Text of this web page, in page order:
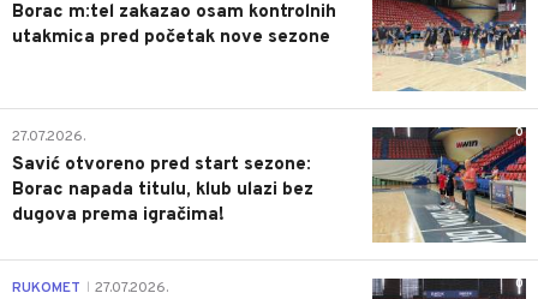
Borac m:tel zakazao osam kontrolnih
utakmica pred početak nove sezone
0
27.07.2026.
Savić otvoreno pred start sezone:
Borac napada titulu, klub ulazi bez
dugova prema igračima!
0
RUKOMET 27.07.2026.